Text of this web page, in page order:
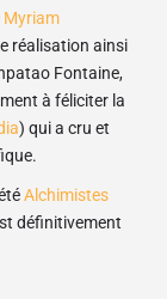
Myriam
réalisation ainsi
Fontaine,
à féliciter la
) qui a cru et
Alchimistes
définitivement